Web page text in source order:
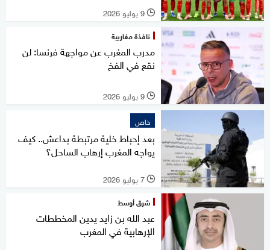
l 9 يوليو 2026
نافذة مغاربية
مدرب المغرب عن مواجهة فرنسا: لن
نقع في الفخ
l 9 يوليو 2026
خاص
بعد إحباط خلية مرتبطة بداعش.. كيف
يواجه المغرب إرهاب الساحل؟
l 7 يوليو 2026
شرق أوسط
عبد الله بن زايد يدين المخططات
الإرهابية في المغرب